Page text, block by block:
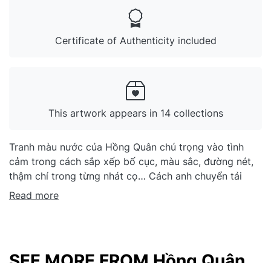
Certificate of Authenticity included
This artwork appears in 14 collections
Tranh màu nước của Hồng Quân chú trọng vào tình
cảm trong cách sắp xếp bố cục, màu sắc, đường nét,
thậm chí trong từng nhát cọ… Cách anh chuyển tải
thông điệp cũng rất tình cảm, ý tứ nhẹ nhàng, giống
Read more